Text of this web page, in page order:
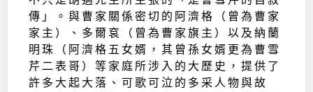
傳」。與曹家關係密切的阿濟格（曾為曹家
家主）、多爾袞（曾為曹家旗主）以及納蘭
明珠（阿濟格五女婿，其曾孫女婿更為曹雪
芹二表哥）等家庭所涉入的大歷史，提供了
許多大起大落、可歌可泣的多采人物與故